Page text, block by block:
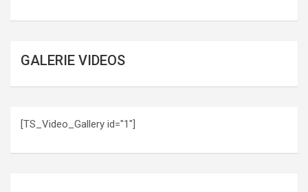
GALERIE VIDEOS
[TS_Video_Gallery id="1"]